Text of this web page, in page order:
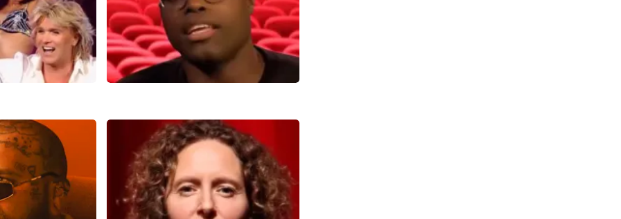
reviews 499+reviews
BEKIJKEN